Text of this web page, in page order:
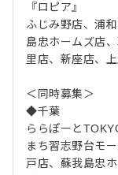
『ロピア』
ふじみ野店、浦
島忠ホームズ店
里店、新座店、
＜同時募集＞
◆千葉
ららぽーと
まち習志野台モ
戸店、蘇我島忠